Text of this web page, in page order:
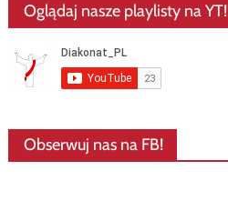
Oglądaj nasze playlisty na YT!
Obserwuj nas na FB!